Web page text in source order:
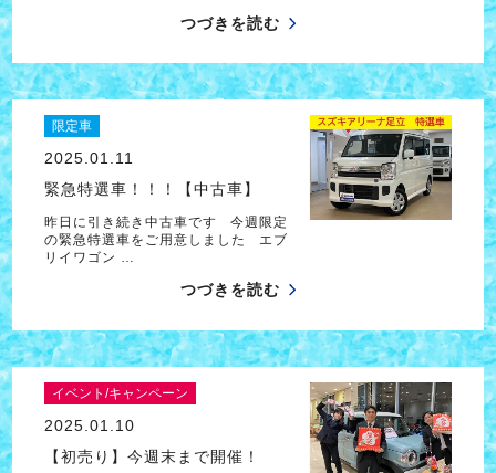
つづきを読む
限定車
2025.01.11
緊急特選車！！！【中古車】
昨日に引き続き中古車です 今週限定
の緊急特選車をご用意しました エブ
リイワゴン …
つづきを読む
イベント/キャンペーン
2025.01.10
【初売り】今週末まで開催！